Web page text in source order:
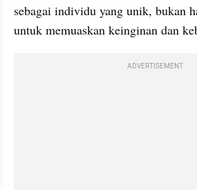
sebagai individu yang unik, bukan
untuk memuaskan keinginan dan
ADVERTISEMENT